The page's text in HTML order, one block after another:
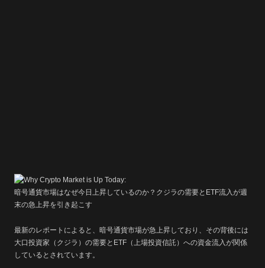
暗号通貨市場はなぜ今日上昇しているのか？クジラの需要とETF流入が週
末の急上昇を引き起こす
最新のレポートによると、暗号通貨市場が急上昇しており、その背後には
大口投資家（クジラ）の需要とETF（上場投資信託）への資金流入が関係
しているとされています。